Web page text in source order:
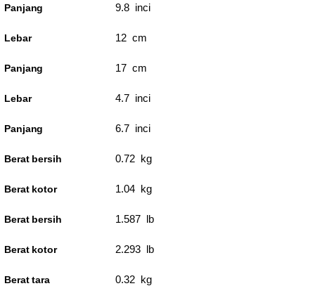
Panjang 9.8 inci
Lebar 12 cm
Panjang 17 cm
Lebar 4.7 inci
Panjang 6.7 inci
Berat bersih 0.72 kg
Berat kotor 1.04 kg
Berat bersih 1.587 lb
Berat kotor 2.293 lb
Berat tara 0.32 kg